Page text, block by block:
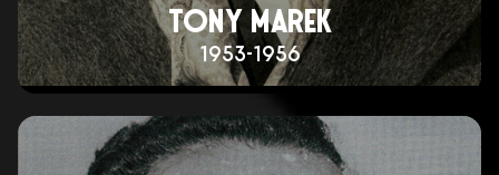
TONY MAREK
1953-1956